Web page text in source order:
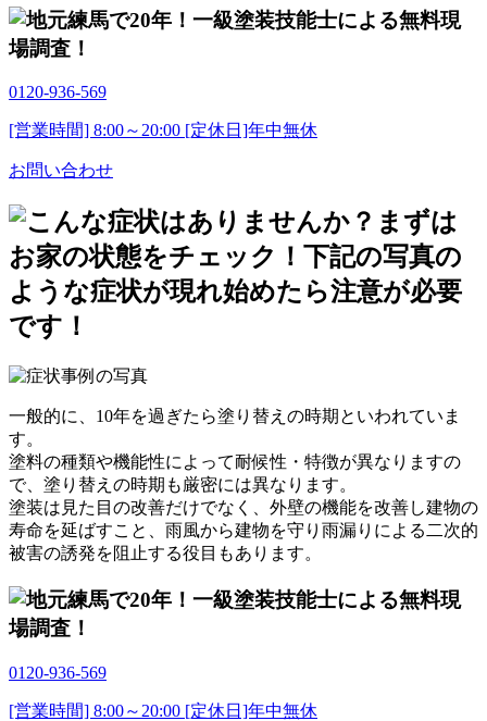
0120-936-569
[営業時間] 8:00～20:00 [定休日]年中無休
お問い合わせ
一般的に、 10年を過ぎたら塗り替えの時期 といわれていま
す。
塗料の種類や機能性によって耐候性・特徴が異なりますの
で、塗り替えの時期も厳密には異なります。
塗装は見た目の改善だけでなく、 外壁の機能を改善し建物の
寿命を延ばすこと、雨風から建物を守り雨漏りによる二次的
被害の誘発を阻止する役目 もあります。
0120-936-569
[営業時間] 8:00～20:00 [定休日]年中無休